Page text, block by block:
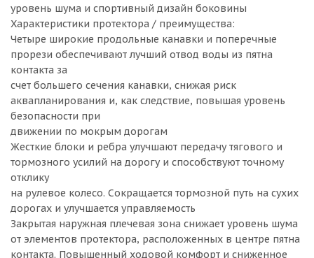
уровень шума и спортивный дизайн боковины
Характеристики протектора / преимущества:
Четыре широкие продольные канавки и поперечные
прорези обеспечивают лучший отвод воды из пятна
контакта за
счет большего сечения канавки, снижая риск
аквапланирования и, как следствие, повышая уровень
безопасности при
движении по мокрым дорогам
Жесткие блоки и ребра улучшают передачу тягового и
тормозного усилий на дорогу и способствуют точному
отклику
на рулевое колесо. Сокращается тормозной путь на сухих
дорогах и улучшается управляемость
Закрытая наружная плечевая зона снижает уровень шума
от элементов протектора, расположенных в центре пятна
контакта. Повышенный ходовой комфорт и сниженное